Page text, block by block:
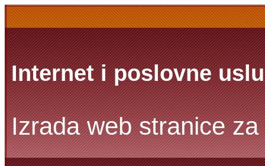
Internet i poslovne
Izrada web stranice